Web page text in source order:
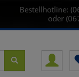
Bestellhotline:
oder